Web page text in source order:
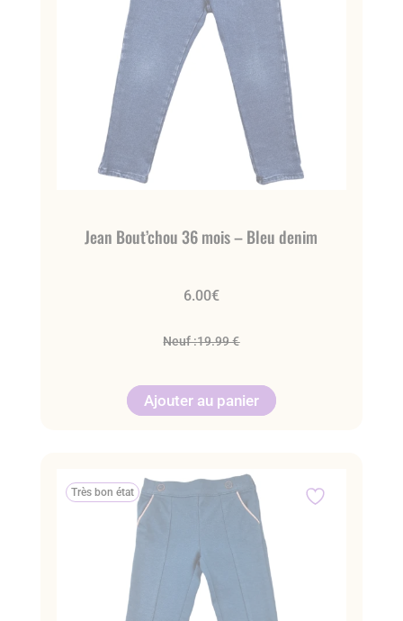
Jean Bout’chou 36 mois – Bleu denim
6.00€
Neuf :19.99 €
Ajouter au panier
Très bon état